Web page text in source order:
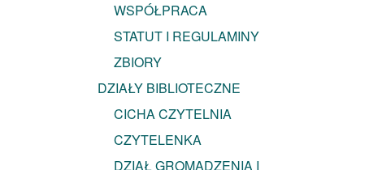
WSPÓŁPRACA
STATUT I REGULAMINY
ZBIORY
DZIAŁY BIBLIOTECZNE
CICHA CZYTELNIA
CZYTELENKA
DZIAŁ GROMADZENIA I